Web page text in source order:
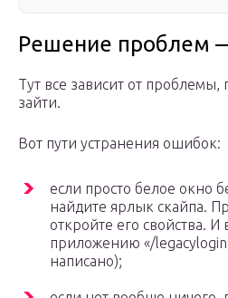
Решение проблем
Тут все зависит от проблемы,
зайти.
Вот пути устранения ошибок:
если просто белое окно
найдите ярлык скайпа.
откройте его свойства. И
приложению «/
написано);